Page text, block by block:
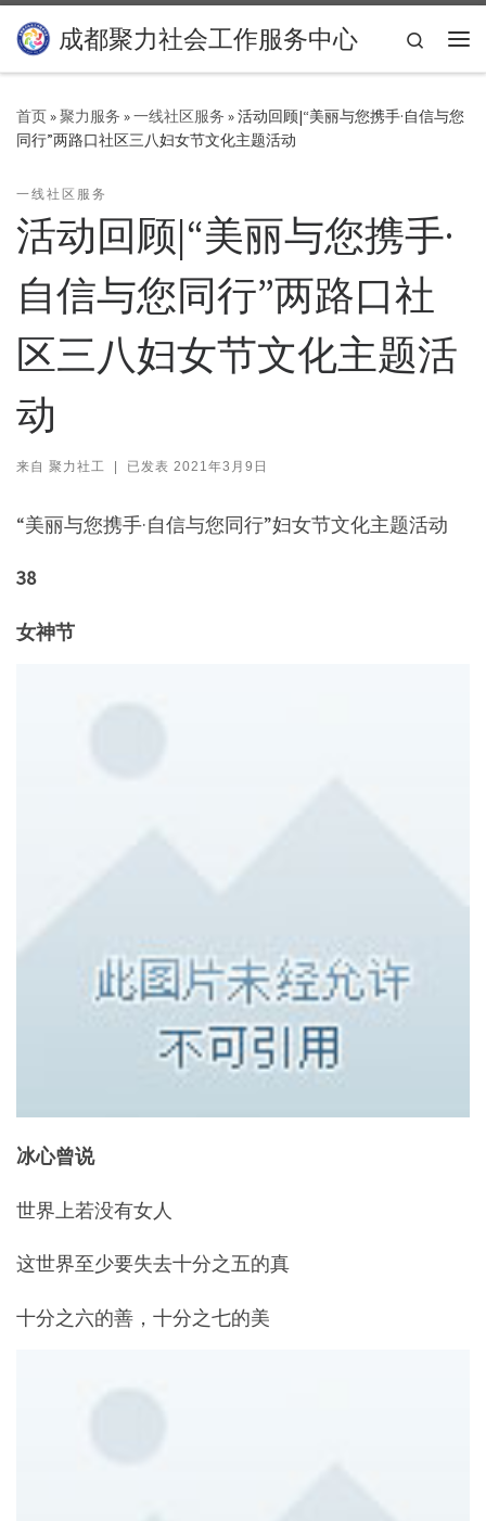
Skip to content
成都聚力社会工作服务中心
Search
首页»聚力服务 »一线社区服务 »活动回顾|“美丽与您携手·自信与您
同行”两路口社区三八妇女节文化主题活动
一线社区服务
活动回顾|“美丽与您携手·
自信与您同行”两路口社
区三八妇女节文化主题活
动
来自 聚力社工 | 已发表 2021年3月9日
“美丽与您携手·自信与您同行”妇女节文化主题活动
38
女神节
冰心曾说
世界上若没有女人
这世界至少要失去十分之五的真
十分之六的善，十分之七的美